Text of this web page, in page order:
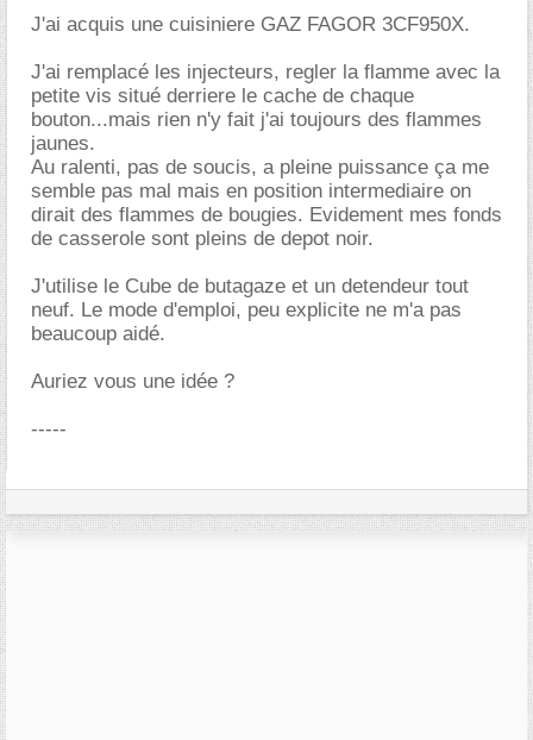
J'ai acquis une cuisiniere GAZ FAGOR 3CF950X.
J'ai remplacé les injecteurs, regler la flamme avec la
petite vis situé derriere le cache de chaque
bouton...mais rien n'y fait j'ai toujours des flammes
jaunes.
Au ralenti, pas de soucis, a pleine puissance ça me
semble pas mal mais en position intermediaire on
dirait des flammes de bougies. Evidement mes fonds
de casserole sont pleins de depot noir.
J'utilise le Cube de butagaze et un detendeur tout
neuf. Le mode d'emploi, peu explicite ne m'a pas
beaucoup aidé.
Auriez vous une idée ?
-----